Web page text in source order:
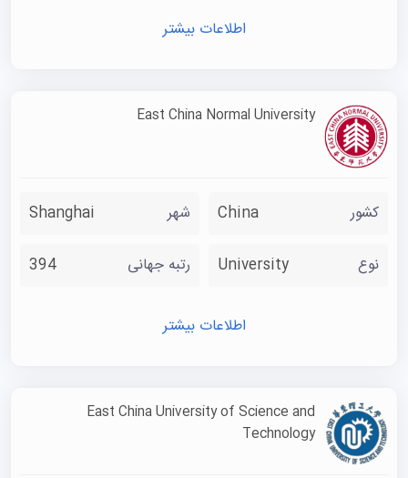
اطلاعات بیشتر
East China Normal University
کشور China شهر Shanghai
نوع University رتبه جهانی 394
اطلاعات بیشتر
East China University of Science and
Technology